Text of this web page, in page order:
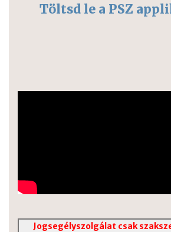
Töltsd le a PSZ
Jogsegélyszolgálat csak